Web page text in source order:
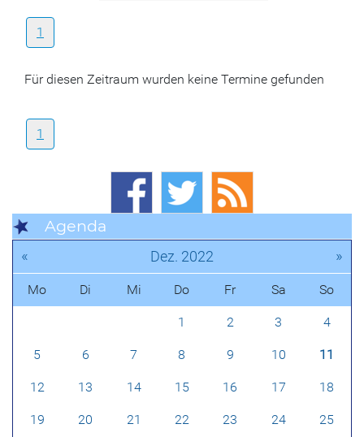
1
Für diesen Zeitraum wurden keine Termine gefunden
1
Agenda
« Dez. 2022 »
Mo Di Mi Do Fr Sa So
1 2 3 4
5 6 7 8 9 10 11
12 13 14 15 16 17 18
19 20 21 22 23 24 25